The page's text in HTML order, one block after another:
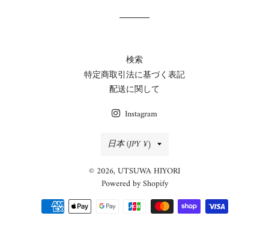
検索
特定商取引法に基づく表記
配送に関して
Instagram
国/
地
域
日本 (JPY ¥)
© 2026, UTSUWA HIYORI
Powered by Shopify
決